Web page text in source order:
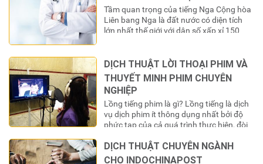
Tầm quan trọng của tiếng Nga Cộng hòa
Liên bang Nga là đất nước có diện tích
lớn nhất thế giới với dân số xấp xỉ 150
thế giới. Không dừng lại ở đó, quốc gia
này còn là…
DỊCH THUẬT LỜI THOẠI PHIM VÀ
THUYẾT MINH PHIM CHUYÊN
NGHIỆP
Lồng tiếng phim là gì? Lồng tiếng là dịch
vụ dịch phim ít thông dụng nhất bởi độ
phức tạp của cả quá trình thực hiện, đòi
vào phim và diễn đạt tình cảm, tự nhiên
hơn nhiều lần. Khi lồng tiếng, ngôn ngữ
DỊCH THUẬT CHUYÊN NGÀNH
CHO INDOCHINAPOST